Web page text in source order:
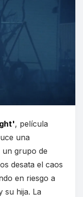
, película
una
un grupo de
desata el caos
en riesgo a
su hija. La